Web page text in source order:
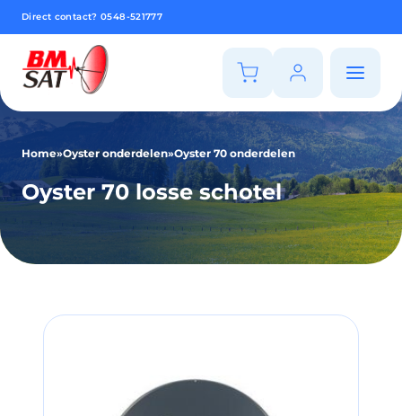
Direct contact? 0548-521777
Home»Oyster onderdelen»Oyster 70 onderdelen
Oyster 70 losse schotel